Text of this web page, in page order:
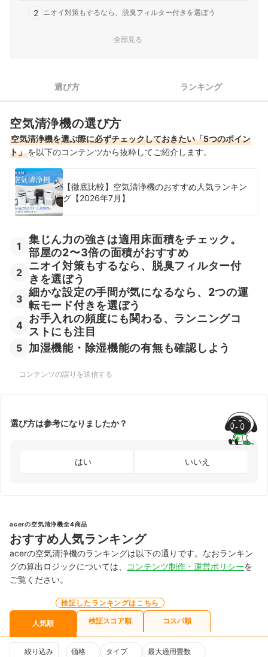
2 ニオイ対策もするなら、脱臭フィルター付きを選ぼう
細かな設定の手間が気になるなら、2つの運転モード付きを選ぼ
加湿機能・除湿機能の有無も確認しよう
acerの空気清浄機全4商品おすすめ人気ランキング
売れ筋の人気acerの空気清浄機全1商品を徹底比較！
全部見る
選び方 ランキング
空気清浄機の選び方
空気清浄機を選ぶ際に必ずチェックしておきたい「5つのポイン
ト」を以下のコンテンツから抜粋してご紹介します。
【徹底比較】空気清浄機のおすすめ人気ランキン
グ【2026年7月】
1
集じん力の強さは適用床面積をチェック。
部屋の2〜3倍の面積がおすすめ
2
ニオイ対策もするなら、脱臭フィルター付
きを選ぼう
3
細かな設定の手間が気になるなら、2つの運
転モード付きを選ぼう
4
お手入れの頻度にも関わる、ランニングコ
ストにも注目
5 加湿機能・除湿機能の有無も確認しよう
コンテンツの誤りを送信する
選び方は参考になりましたか？
はい いいえ
acerの空気清浄機全4商品
おすすめ人気ランキング
acerの空気清浄機のランキングは以下の通りです。なおランキン
グの算出ロジックについては、
コンテンツ制作・運営ポリシーを
ご覧ください。
人気順
検証したランキングはこちら
検証スコア順 コスパ順
絞り込み 価格 タイプ 最大適用畳数